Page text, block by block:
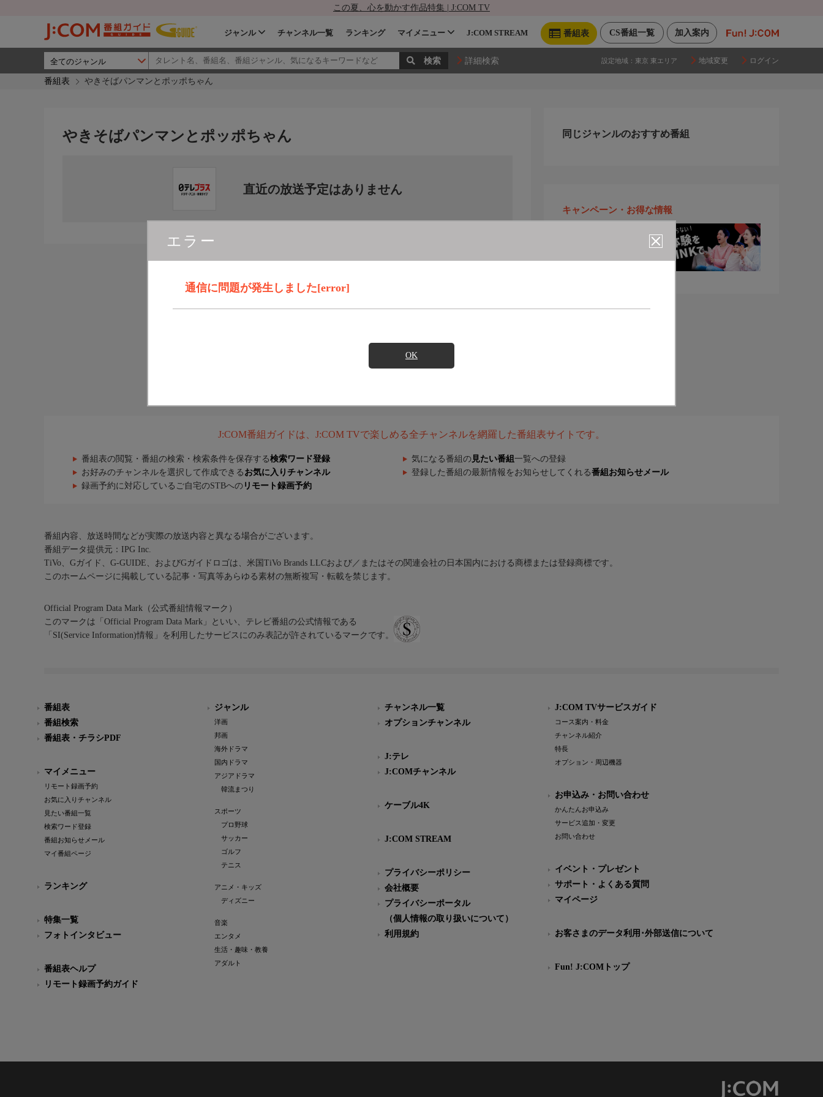
この夏、心を動かす作品特集 | J:COM TV
加入案内
CS番組一覧
番組表
ジャンル チャンネル一覧 ランキング マイメニュー J:COM STREAM
詳細検索 設定地域： 東京 東エリア 地域変更 ログイン
番組表 やきそばパンマンとポッポちゃん
エラー
通信に問題が発生しました[error]
OK
やきそばパンマンとポッポちゃん
直近の放送予定はありません
同じジャンルのおすすめ番組
キャンペーン・お得な情報
J:COM番組ガイドは、J:COM TVで楽しめる全チャンネルを網羅した番組表サイトです。
番組表の閲覧・番組の検索・検索条件を保存する検索ワード登録 気になる番組の 見たい番組 一覧への登録
お好みのチャンネルを選択して作成できる お気に入りチャンネル 登録した番組の最新情報をお知らせしてくれる番組お知らせメール
録画予約に対応しているご自宅のSTBへの リモート録画予約
番組内容、放送時間などが実際の放送内容と異なる場合がございます。
番組データ提供元：IPG Inc.
TiVo、Gガイド、G-GUIDE、およびGガイドロゴは、米国TiVo Brands LLCおよび／またはその関連会社の日本国内における商標または登録商標です。
このホームページに掲載している記事・写真等あらゆる素材の無断複写・転載を禁じます。
Official Program Data Mark（公式番組情報マーク）
このマークは「Official Program Data Mark」といい、テレビ番組の公式情報である
「SI(Service Information)情報」を利用したサービスにのみ表記が許されているマークです。
番組表
番組検索
番組表・チラシPDF
マイメニュー
リモート録画予約
お気に入りチャンネル
見たい番組一覧
検索ワード登録
番組お知らせメール
マイ番組ページ
ランキング
特集一覧
フォトインタビュー
番組表ヘルプ
リモート録画予約ガイド
ジャンル
洋画
邦画
海外ドラマ
国内ドラマ
アジアドラマ
韓流まつり
スポーツ
プロ野球
サッカー
ゴルフ
テニス
アニメ・キッズ
ディズニー
音楽
エンタメ
生活・趣味・教養
アダルト
チャンネル一覧
オプションチャンネル
J:テレ
J:COMチャンネル
ケーブル4K
J:COM STREAM
プライバシーポリシー
会社概要
プライバシーポータル
（個人情報の取り扱いについて）
利用規約
J:COM TVサービスガイド
コース案内・料金
チャンネル紹介
特長
オプション・周辺機器
お申込み・お問い合わせ
かんたんお申込み
サービス追加・変更
お問い合わせ
イベント・プレゼント
サポート・よくある質問
マイページ
お客さまのデータ利用･外部送信について
Fun! J:COMトップ